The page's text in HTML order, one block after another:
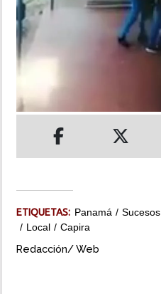
MUNDO
INSÓLITAS
MULTIMEDIA
ETIQUETAS: Panamá Sucesos
Local
Capira
Redacción/ Web